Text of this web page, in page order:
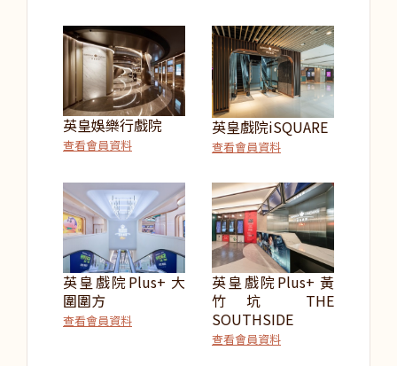
英皇娛樂行戲院
查看會員資料
英皇戲院iSQUARE
查看會員資料
英皇戲院Plus+ 大
圍圍方
查看會員資料
英皇戲院Plus+ 黃
竹坑 THE
SOUTHSIDE
查看會員資料